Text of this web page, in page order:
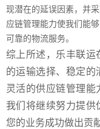
现潜在的延误因素，并
应链管理能力使我们能
可靠的物流服务。
综上所述，乐丰联运
的运输选择、稳定
灵活的供应链管理能
我们将继续努力提供
您的业务成功做出贡献